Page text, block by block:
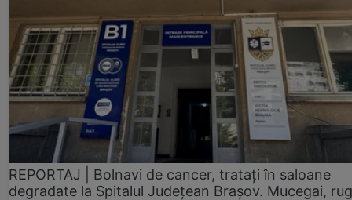
REPORTAJ | Bolnavi de cancer, tratați în saloane
degradate la Spitalul Județean Brașov. Mucegai,